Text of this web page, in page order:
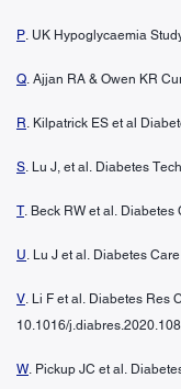
P. UK Hypoglycaemia
Q. Ajjan RA & Owen KR
R. Kilpatrick ES et al
S. Lu J, et al. Diabetes
T. Beck RW et al.
U. Lu J et al. Diabetes
V. Li F et al. Diabetes Res
10.1016/
W. Pickup JC et al.